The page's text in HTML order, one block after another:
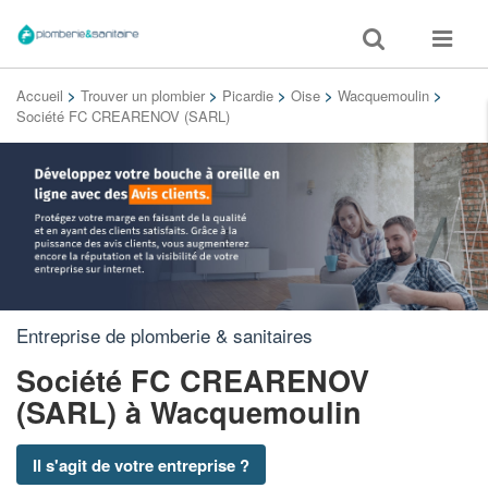
Toggle
search
Toggle
Accueil > Trouver un plombier > Picardie > Oise > Wacquemoulin >
Société FC CREARENOV (SARL)
Entreprise de plomberie & sanitaires
Société FC CREARENOV
(SARL) à Wacquemoulin
Il s'agit de votre entreprise ?